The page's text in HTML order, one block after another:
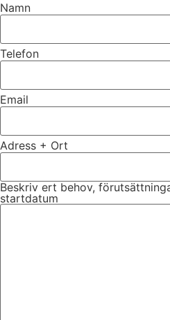
Namn
Telefon
Email
Adress + Ort
Beskriv ert behov,
startdatum